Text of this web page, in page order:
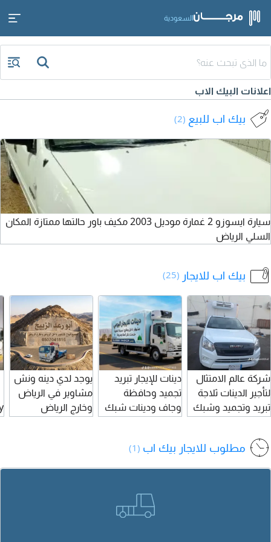
السعودية
اعلانات البيك الاب
بيك اب للبيع (2)
سيارة ايسوزو 2 غمارة موديل 2003 مكيف باور حالتها ممتازة المكان
السلي الرياض
بيك اب للايجار (25)
شركة عالم الامتثال
لتأجير الدينات ثلاجة
تبريد وتجميد وشبك
ووانيتات غماره
وغمارتين وتبريد ديما
كس سنوي
دينات للإيجار تبريد
تجميد وحافظة
وجاف ودينات شبك
سنوي ونصف سنوي
وشهري
والشركات ونقل
كفالة للأفراد
يوجد لدي دينه ونش
مشاوير في الرياض
وخارج الرياض
مطلوب للايجار بيك اب (1)